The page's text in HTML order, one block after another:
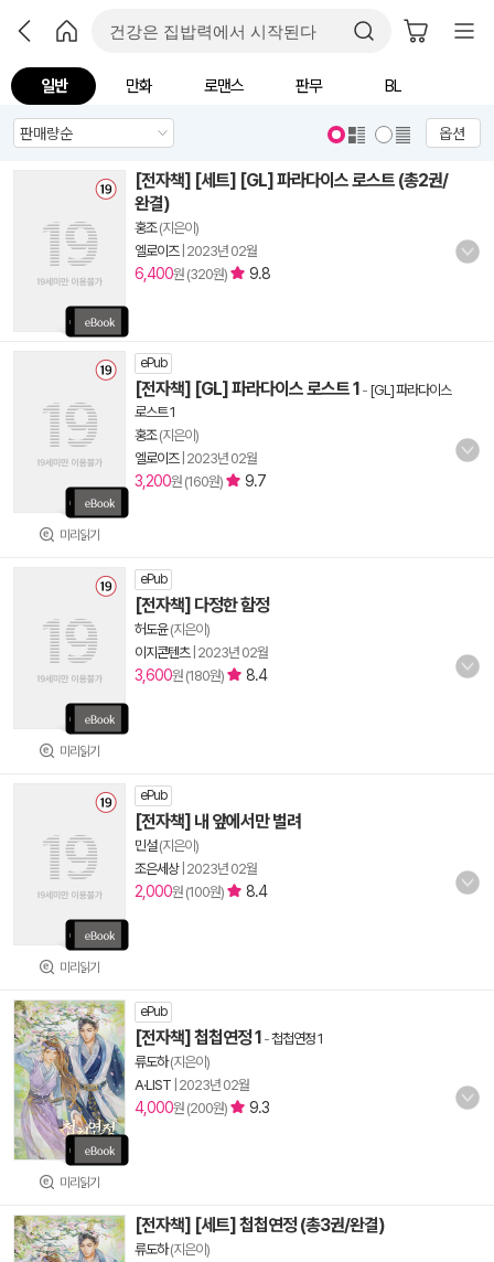
일반 만화 로맨스 판무 BL
옵션
[전자책] [세트] [GL] 파라다이스 로스트 (총2권/
완결)
홍조(지은이)
엘로이즈| 2023년 02월
6,400원 (320원) 9.8
미리읽기
ePub
[전자책] [GL] 파라다이스 로스트 1 - [GL] 파라다이스
로스트 1
홍조(지은이)
엘로이즈| 2023년 02월
3,200원 (160원) 9.7
미리읽기
ePub
[전자책] 다정한 함정
허도윤(지은이)
이지콘텐츠| 2023년 02월
3,600원 (180원) 8.4
미리읽기
ePub
[전자책] 내 앞에서만 벌려
민설(지은이)
조은세상| 2023년 02월
2,000원 (100원) 8.4
미리읽기
ePub
[전자책] 첩첩연정 1 -첩첩연정 1
류도하(지은이)
A·LIST 2023년 02월
4,000원 (200원) 9.3
[전자책] [세트] 첩첩연정 (총3권/완결)
류도하(지은이)